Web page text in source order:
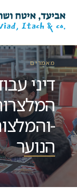
מאמרים
דיני
-
הנוער